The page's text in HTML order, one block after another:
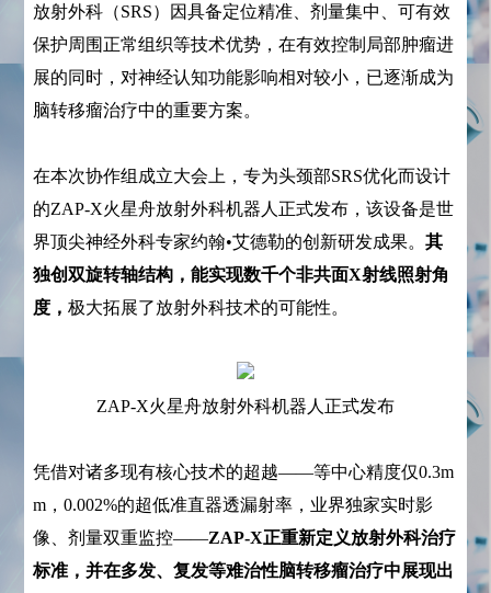
放射外科（SRS）因具备定位精准、剂量集中、可有效
保护周围正常组织等技术优势，在有效控制局部肿瘤进
展的同时，对神经认知功能影响相对较小，已逐渐成为
脑转移瘤治疗中的重要方案。
在本次协作组成立大会上，专为头颈部SRS优化而设计
的ZAP-X火星舟放射外科机器人正式发布，该设备是世
界顶尖神经外科专家约翰•艾德勒的创新研发成果。其
独创双旋转轴结构，能实现数千个非共面X射线照射角
度，极大拓展了放射外科技术的可能性。
ZAP-X火星舟放射外科机器人正式发布
凭借对诸多现有核心技术的超越——等中心精度仅0.3m
m，0.002%的超低准直器透漏射率，业界独家实时影
像、剂量双重监控——ZAP-X正重新定义放射外科治疗
标准，并在多发、复发等难治性脑转移瘤治疗中展现出